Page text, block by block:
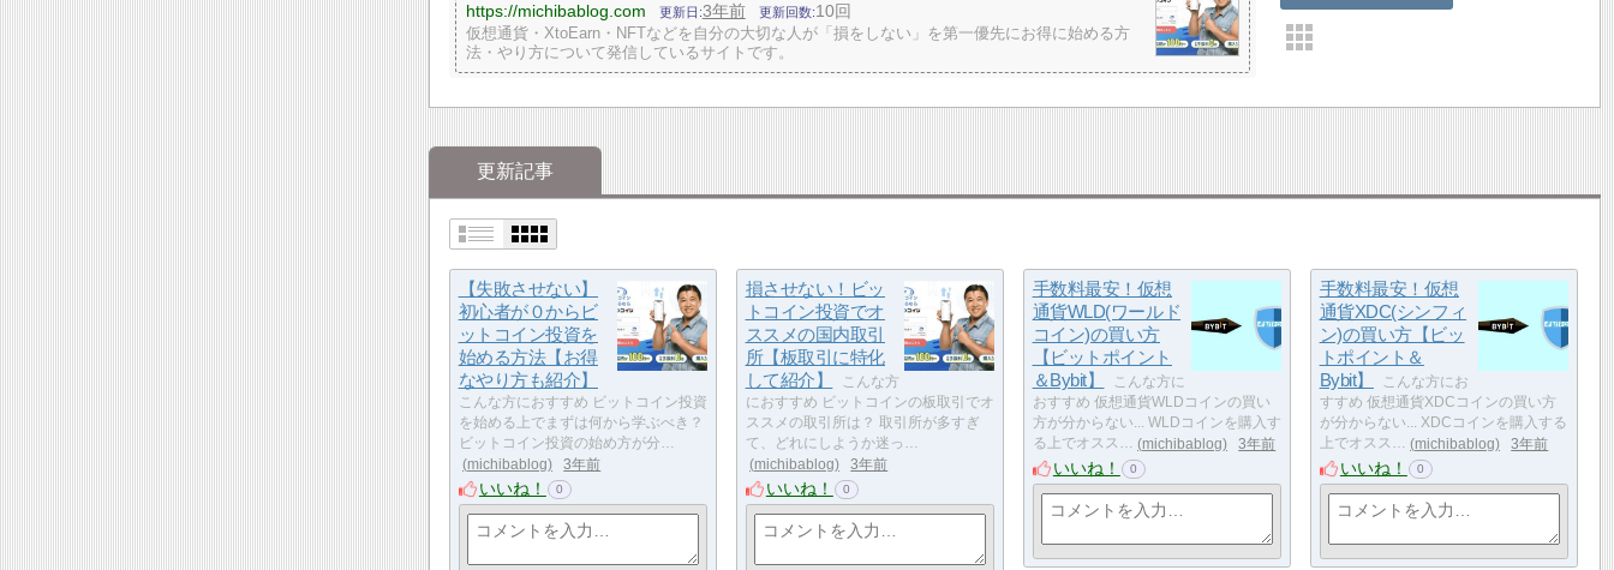
https://michibablog.com 更新日 3年前 更新回数 10回
仮想通貨・XtoEarn・NFTなどを自分の大切な人が「損をしない」を第一優先にお得に始める方
法・やり方について発信しているサイトです。
更新記事
【失敗させない】
初心者が０からビ
ットコイン投資を
始める方法【お得
なやり方も紹介】
こんな方におすすめ ビットコイン投資
を始める上でまずは何から学ぶべき？
ビットコイン投資の始め方が分…
michibablog
3年前
いいね！ 0
損させない！ビッ
トコイン投資でオ
ススメの国内取引
所【板取引に特化
して紹介】
こんな方
におすすめ ビットコインの板取引でオ
ススメの取引所は？ 取引所が多すぎ
て、どれにしようか迷っ…
michibablog
3年前
いいね！ 0
手数料最安！仮想
通貨WLD(ワールド
コイン)の買い方
【ビットポイント
＆Bybit】
こんな方に
おすすめ 仮想通貨WLDコインの買い
方が分からない... WLDコインを購入す
る上でオスス…
michibablog 3年前
いいね！ 0
手数料最安！仮想
通貨XDC(シンフィ
ン)の買い方【ビッ
トポイント＆
Bybit】
こんな方にお
すすめ 仮想通貨XDCコインの買い方
が分からない... XDCコインを購入する
上でオスス…
michibablog 3年前
いいね！ 0